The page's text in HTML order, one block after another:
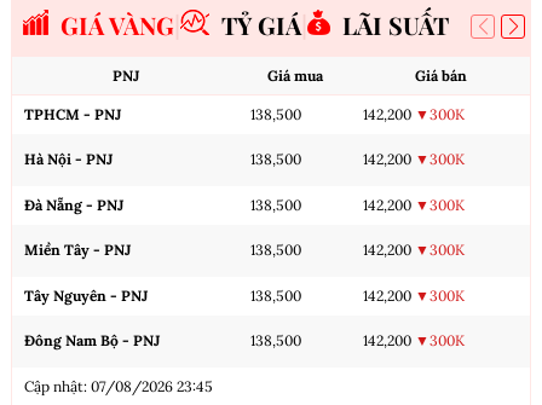
GIÁ VÀNG TỶ GIÁ LÃI SUẤT
PNJ Giá mua Giá bán
TPHCM - PNJ 138,500 142,200 ▼300K
Hà Nội - PNJ 138,500 142,200 ▼300K
Đà Nẵng - PNJ 138,500 142,200 ▼300K
Miền Tây - PNJ 138,500 142,200 ▼300K
Tây Nguyên - PNJ 138,500 142,200 ▼300K
Đông Nam Bộ - PNJ 138,500 142,200 ▼300K
Cập nhật: 07/08/2026 23:45